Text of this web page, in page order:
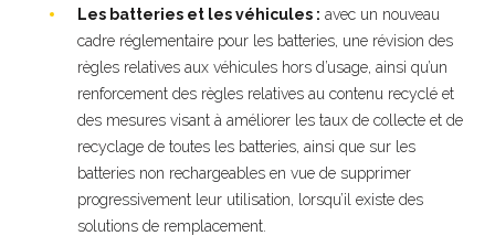
Les batteries et les véhicules : avec un nouveau
cadre réglementaire pour les batteries, une révision des
règles relatives aux véhicules hors d’usage, ainsi qu’un
renforcement des règles relatives au contenu recyclé et
des mesures visant à améliorer les taux de collecte et de
recyclage de toutes les batteries, ainsi que sur les
batteries non rechargeables en vue de supprimer
progressivement leur utilisation, lorsqu’il existe des
solutions de remplacement.